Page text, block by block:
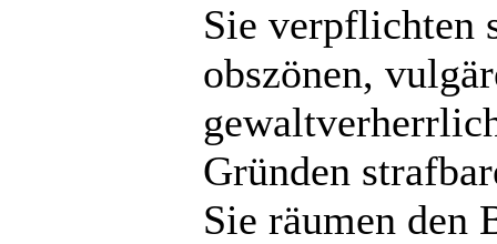
Sie verpflichten
obszönen,
Gründen
Sie räumen den